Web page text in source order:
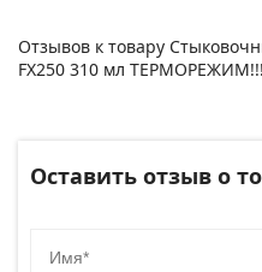
Отзывов к товару
FX250 310 мл
Оставить отзыв о